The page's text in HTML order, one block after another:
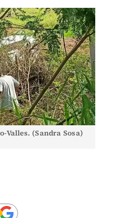
Valles. (Sandra Sosa)